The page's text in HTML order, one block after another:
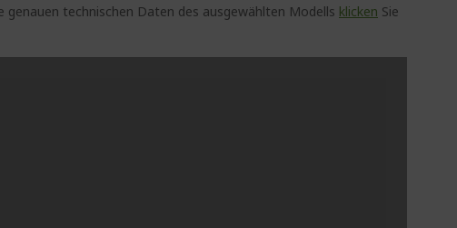
technischen Daten des ausgewählten Modells klicken Sie